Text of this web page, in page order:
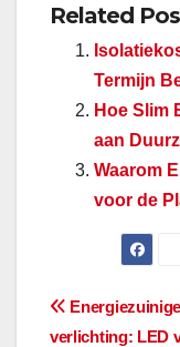
Related
Termijn
Hoe Slim
aan
Waarom
voor de
Energiezuinige
verlichting: LED